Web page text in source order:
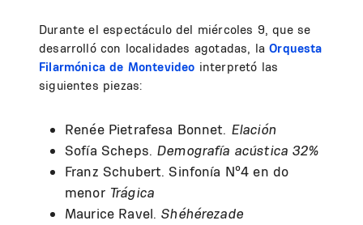
Durante el espectáculo del miércoles 9, que se
desarrolló con localidades agotadas, laOrquesta
Filarmónica de Montevideo interpretó las
siguientes piezas:
Renée Pietrafesa Bonnet. Elación
Sofía Scheps. Demografía acústica 32%
Franz Schubert. Sinfonía Nº4 en do
menor Trágica
Maurice Ravel. Shéhérezade